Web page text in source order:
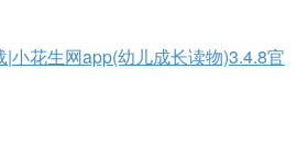
小花生网app(幼儿成长读物)3.4.8官